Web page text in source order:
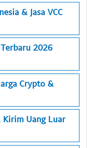
& Jasa VCC
2026
Crypto &
Kirim Uang Luar